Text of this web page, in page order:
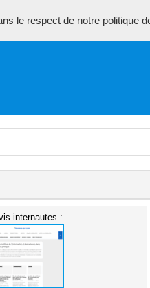
internautes :
le respect de notre politique